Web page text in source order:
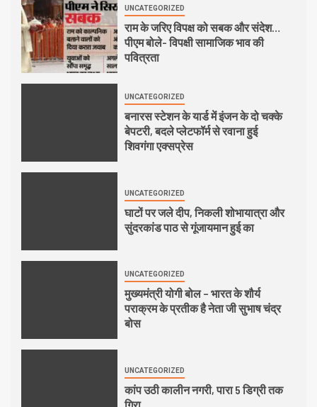
UNCATEGORIZED
राम के जरिए विपक्ष को सबक और संदेश…
पीएम बोले- विपक्षी सामाजिक भाव की
पवित्रता
UNCATEGORIZED
बनारस स्टेशन के यार्ड में इंजन के दो चक्के
बेपटरी, बदले प्लेटफॉर्म से रवाना हुई
शिवगंगा एक्सप्रेस
UNCATEGORIZED
घाटों पर जले दीप, निकली शोभायात्रा और
सुंदरकांड पाठ से गूंजायमान हुई का
UNCATEGORIZED
मुख्यमंत्री योगी बोल – भारत के शौर्य
पराक्रम के प्रतीक है नेता जी सुभाष चंद्र
बोस
UNCATEGORIZED
कांप उठी कालीन नगरी, पारा 5 डिग्री तक
गिरा